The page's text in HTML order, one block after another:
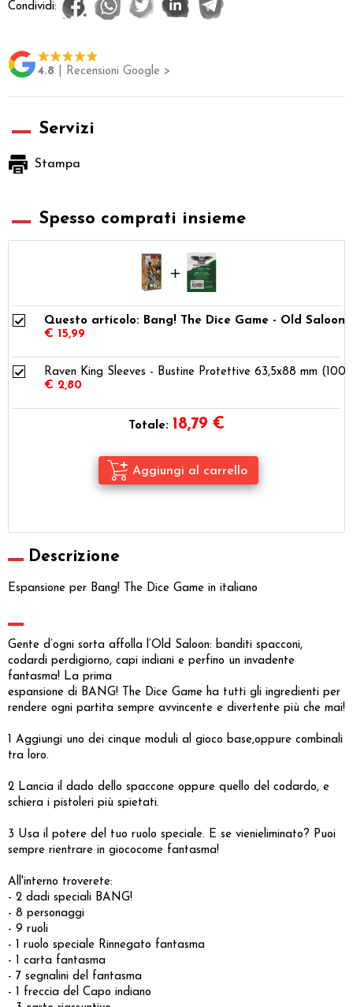
Condividi:
4.8 | Recensioni Google >
Servizi
Stampa
Spesso comprati insieme
Questo articolo: Bang! The Dice Game - Old Saloon
€ 15,99
Raven King Sleeves - Bustine Protettive 63,5x88 mm (100)
€ 2,80
Totale: 18,79 €
Descrizione
Espansione per Bang! The Dice Game in italiano
Gente d’ogni sorta affolla l’Old Saloon: banditi spacconi,
codardi perdigiorno, capi indiani e perfino un invadente
fantasma! La prima
espansione di BANG! The Dice Game ha tutti gli ingredienti per
rendere ogni partita sempre avvincente e divertente più che mai!
1 Aggiungi uno dei cinque moduli al gioco base,oppure combinali
tra loro.
2 Lancia il dado dello spaccone oppure quello del codardo, e
schiera i pistoleri più spietati.
3 Usa il potere del tuo ruolo speciale. E se vienieliminato? Puoi
sempre rientrare in giococome fantasma!
All'interno troverete:
- 2 dadi speciali BANG!
- 8 personaggi
- 9 ruoli
- 1 ruolo speciale Rinnegato fantasma
- 1 carta fantasma
- 7 segnalini del fantasma
- 1 freccia del Capo indiano